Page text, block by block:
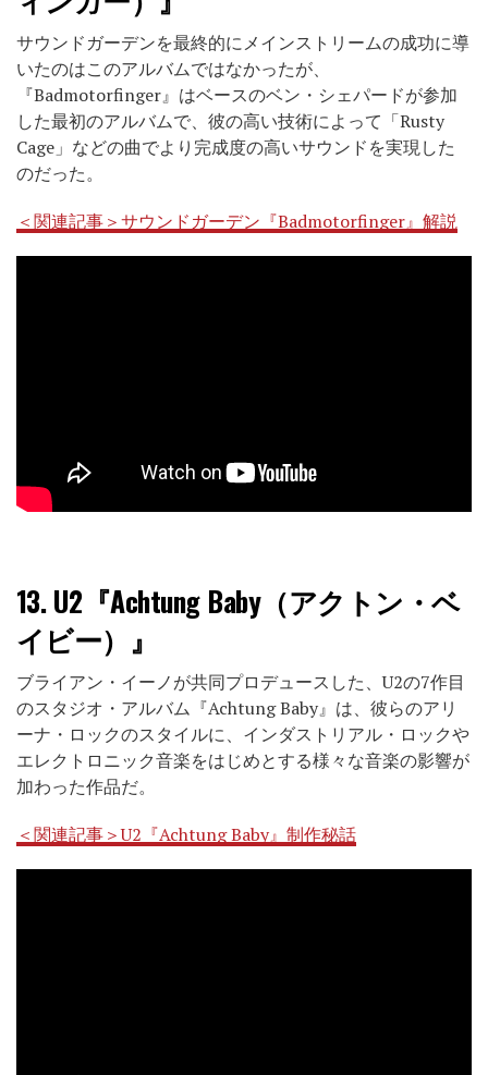
サウンドガーデンを最終的にメインストリームの成功に導
いたのはこのアルバムではなかったが、
『Badmotorfinger』はベースのベン・シェパードが参加
した最初のアルバムで、彼の高い技術によって「Rusty
Cage」などの曲でより完成度の高いサウンドを実現した
のだった。
＜関連記事＞サウンドガーデン『Badmotorfinger』解説
13.U2『Achtung Baby（アクトン・ベ
イビー）』
ブライアン・イーノが共同プロデュースした、U2の7作目
のスタジオ・アルバム『Achtung Baby』は、彼らのアリ
ーナ・ロックのスタイルに、インダストリアル・ロックや
エレクトロニック音楽をはじめとする様々な音楽の影響が
加わった作品だ。
＜関連記事＞U2『Achtung Baby』制作秘話